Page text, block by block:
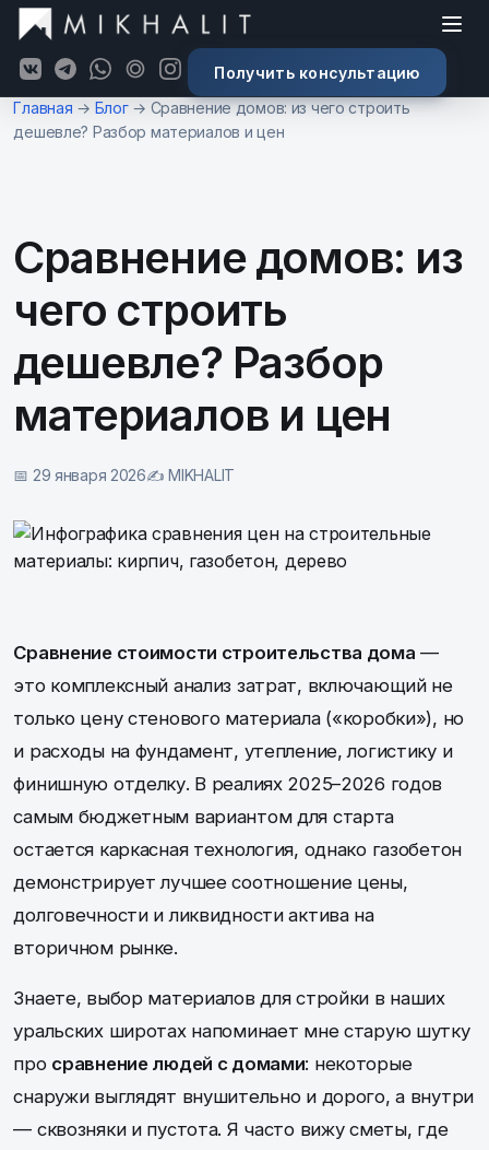
К основному содержимому
Получить консультацию
Главная → Блог→ Сравнение домов: из чего строить
дешевле? Разбор материалов и цен
Сравнение домов: из
чего строить
дешевле? Разбор
материалов и цен
📅 29 января 2026✍️ MIKHALIT
Сравнение стоимости строительства дома —
это комплексный анализ затрат, включающий не
только цену стенового материала («коробки»), но
и расходы на фундамент, утепление, логистику и
финишную отделку. В реалиях 2025–2026 годов
самым бюджетным вариантом для старта
остается каркасная технология, однако газобетон
демонстрирует лучшее соотношение цены,
долговечности и ликвидности актива на
вторичном рынке.
Знаете, выбор материалов для стройки в наших
уральских широтах напоминает мне старую шутку
про сравнение людей с домами: некоторые
снаружи выглядят внушительно и дорого, а внутри
— сквозняки и пустота. Я часто вижу сметы, где